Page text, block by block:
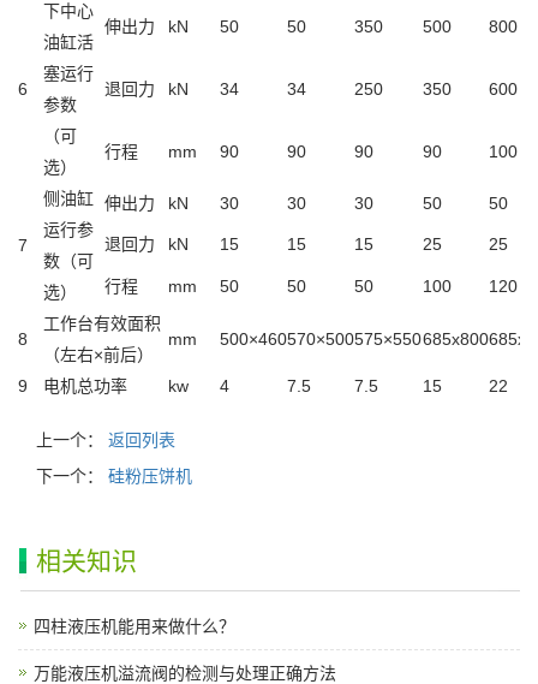
6
下中心
油缸活
塞运行
参数
（可
选）
伸出力 kN 50 50 350 500 800
退回力 kN 34 34 250 350 600
行程 mm 90 90 90 90 100
7
侧油缸
运行参
数（可
选）
伸出力 kN 30 30 30 50 50
退回力 kN 15 15 15 25 25
行程 mm 50 50 50 100 120
8
工作台有效面积
（左右×前后）
mm 500×460570×500575×550685x800
9 电机总功率 kw 4 7.5 7.5 15 22
上一个： 返回列表
下一个： 硅粉压饼机
相关知识
四柱液压机能用来做什么？
万能液压机溢流阀的检测与处理正确方法